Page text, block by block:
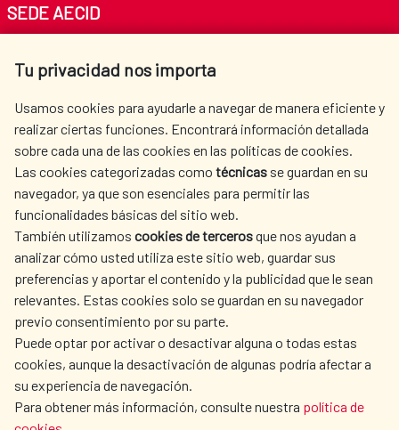
Tu privacidad nos importa
Usamos cookies para ayudarle a navegar de manera eficiente y
realizar ciertas funciones. Encontrará información detallada
sobre cada una de las cookies en las políticas de cookies.
Las cookies categorizadas como técnicas se guardan en su
navegador, ya que son esenciales para permitir las
funcionalidades básicas del sitio web.
También utilizamos cookies de tercerosque nos ayudan a
analizar cómo usted utiliza este sitio web, guardar sus
preferencias y aportar el contenido y la publicidad que le sean
relevantes. Estas cookies solo se guardan en su navegador
previo consentimiento por su parte.
Puede optar por activar o desactivar alguna o todas estas
cookies, aunque la desactivación de algunas podría afectar a
su experiencia de navegación.
Para obtener más información, consulte nuestra política de
SEDE AECID
Tel. +34 900 20 30 54​​​​​​​
AECID
WHERE DO WE COOPERATE?
SPANISH HUMANITARIAN
ACTION
PRESS ROOM
CULTURE AND SCIENCE LIBRARY
OUR SOCIAL MEDIA